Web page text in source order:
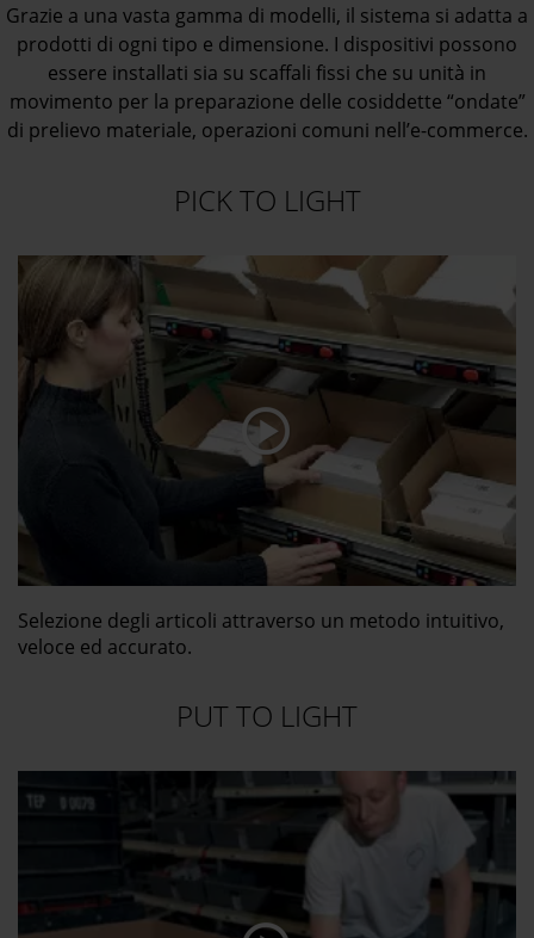
Grazie a una vasta gamma di modelli, il sistema si adatta a
prodotti di ogni tipo e dimensione. I dispositivi possono
essere installati sia su scaffali fissi che su unità in
movimento per la preparazione delle cosiddette “ondate”
di prelievo materiale, operazioni comuni nell’e-commerce.
PICK TO LIGHT
Selezione degli articoli attraverso un metodo intuitivo,
veloce ed accurato.
PUT TO LIGHT